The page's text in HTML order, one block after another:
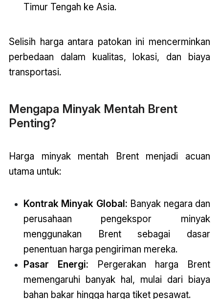
Timur Tengah ke Asia.
Selisih harga antara patokan ini mencerminkan
perbedaan dalam kualitas, lokasi, dan biaya
transportasi.
Mengapa Minyak Mentah Brent
Penting?
Harga minyak mentah Brent menjadi acuan
utama untuk:
Kontrak Minyak Global: Banyak negara dan
perusahaan pengekspor minyak
menggunakan Brent sebagai dasar
penentuan harga pengiriman mereka.
Pasar Energi: Pergerakan harga Brent
memengaruhi banyak hal, mulai dari biaya
bahan bakar hingga harga tiket pesawat.